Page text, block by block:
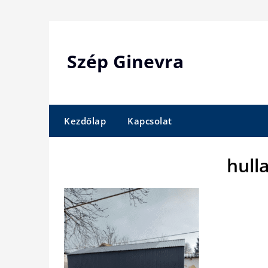
Szép Ginevra
Kezdőlap Kapcsolat